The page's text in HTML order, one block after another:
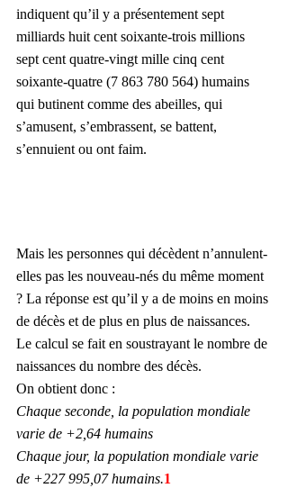
indiquent qu’il y a présentement sept
milliards huit cent soixante-trois millions
sept cent quatre-vingt mille cinq cent
soixante-quatre (7 863 780 564) humains
qui butinent comme des abeilles, qui
s’amusent, s’embrassent, se battent,
s’ennuient ou ont faim.
Mais les personnes qui décèdent n’annulent-
elles pas les nouveau-nés du même moment
? La réponse est qu’il y a de moins en moins
de décès et de plus en plus de naissances.
Le calcul se fait en soustrayant le nombre de
naissances du nombre des décès.
On obtient donc :
Chaque seconde, la population mondiale
varie de +2,64 humains
Chaque jour, la population mondiale varie
de +227 995,07 humains.1